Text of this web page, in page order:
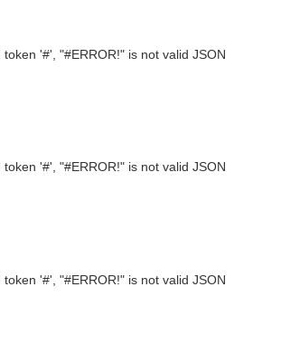
'#', "#ERROR!" is not valid JSON
'#', "#ERROR!" is not valid JSON
'#', "#ERROR!" is not valid JSON